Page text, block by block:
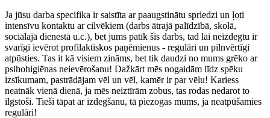
Ja jūsu darba specifika ir saistīta ar paaugstinātu spriedzi un ļoti
intensīvu kontaktu ar cilvēkiem (darbs ātrajā palīdzībā, skolā,
sociālajā dienestā u.c.), bet jums patīk šis darbs, tad lai neizdegtu ir
svarīgi ievērot profilaktiskos paņēmienus - regulāri un pilnvērtīgi
atpūsties. Tas it kā visiem zināms, bet tik daudzi no mums grēko ar
psihohigiēnas neievērošanu! Dažkārt mēs nogaidām līdz spēku
izsīkumam, pastrādājam vēl un vēl, kamēr ir par vēlu! Kariess
neatnāk vienā dienā, ja mēs neiztīrām zobus, tas rodas nedarot to
ilgstoši. Tieši tāpat ar izdegšanu, tā piezogas mums, ja neatpūšamies
regulāri!